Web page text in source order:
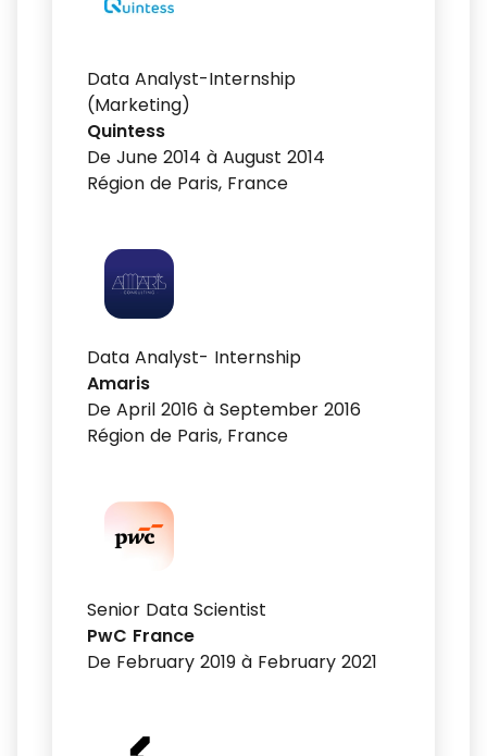
Data Analyst-Internship
(Marketing)
Quintess
De June 2014 à August 2014
Région de Paris, France
Data Analyst- Internship
Amaris
De April 2016 à September 2016
Région de Paris, France
Senior Data Scientist
PwC France
De February 2019 à February 2021